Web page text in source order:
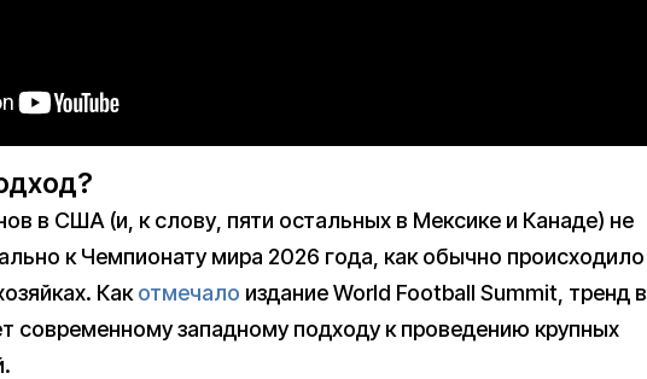
в США (и, к слову, пяти остальных в Мексике и Канаде) не
к Чемпионату мира 2026 года, как обычно происходило
Какотмечало издание World Football Summit, тренд в
современному западному подходу к проведению крупных